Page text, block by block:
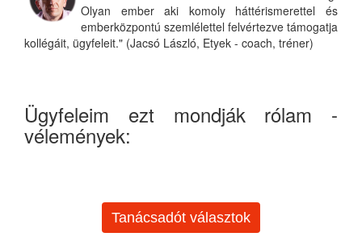
Olyan ember aki komoly háttérismerettel és
emberközpontú szemlélettel felvértezve támogatja
kollégáit, ügyfeleit." (Jacsó László, Etyek - coach, tréner)
Ügyfeleim ezt mondják rólam -
vélemények:
Tanácsadót választok